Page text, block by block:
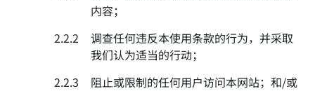
内容；
2.2.2
调查任何违反本使用条款的行为，并采取
我们认为适当的行动；
2.2.3
阻止或限制的任何用户访问本网站；和/或